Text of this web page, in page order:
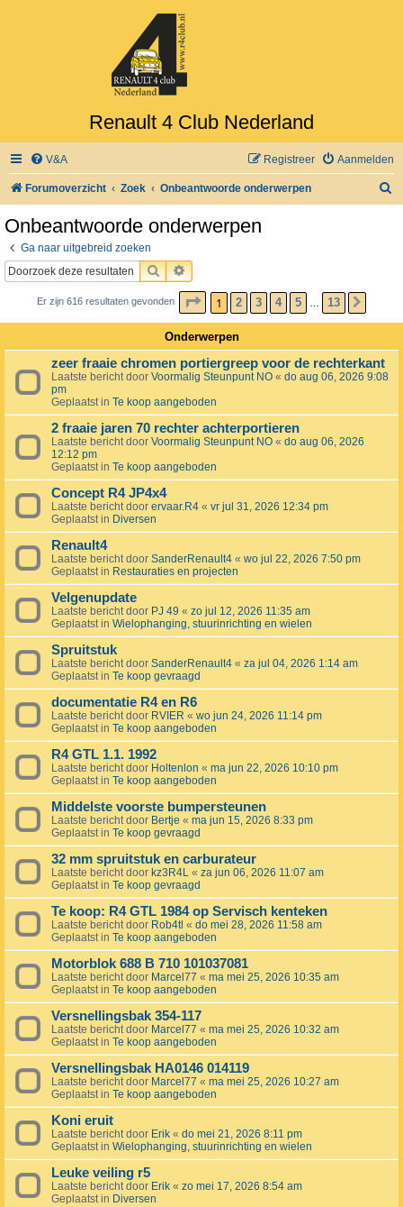
Renault 4 Club Nederland
V&A Aanmelden
Registreer
Forumoverzicht Zoek Onbeantwoorde onderwerpen
Onbeantwoorde onderwerpen
Ga naar uitgebreid zoeken
ZOEKUITGEBREID ZOEKEN
Er zijn 616 resultaten gevonden PAGINA VAN 13
1 2 3 4 5 13
Onderwerpen
zeer fraaie chromen portiergreep voor de rechterkant
Laatste bericht door Voormalig Steunpunt NO « do aug 06, 2026 9:08
pm
Geplaatst in Te koop aangeboden
2 fraaie jaren 70 rechter achterportieren
Laatste bericht door Voormalig Steunpunt NO « do aug 06, 2026
12:12 pm
Geplaatst in Te koop aangeboden
Concept R4 JP4x4
Laatste bericht door ervaar.R4 « vr jul 31, 2026 12:34 pm
Geplaatst in Diversen
Renault4
Laatste bericht door SanderRenault4 « wo jul 22, 2026 7:50 pm
Geplaatst in Restauraties en projecten
Velgenupdate
Laatste bericht door PJ 49 « zo jul 12, 2026 11:35 am
Geplaatst in Wielophanging, stuurinrichting en wielen
Spruitstuk
Laatste bericht door SanderRenault4 « za jul 04, 2026 1:14 am
Geplaatst in Te koop gevraagd
documentatie R4 en R6
Laatste bericht door RVIER « wo jun 24, 2026 11:14 pm
Geplaatst in Te koop aangeboden
R4 GTL 1.1. 1992
Laatste bericht door Holtenlon « ma jun 22, 2026 10:10 pm
Geplaatst in Te koop aangeboden
Middelste voorste bumpersteunen
Laatste bericht door Bertje « ma jun 15, 2026 8:33 pm
Geplaatst in Te koop gevraagd
32 mm spruitstuk en carburateur
Laatste bericht door kz3R4L « za jun 06, 2026 11:07 am
Geplaatst in Te koop gevraagd
Te koop: R4 GTL 1984 op Servisch kenteken
Laatste bericht door Rob4tl « do mei 28, 2026 11:58 am
Geplaatst in Te koop aangeboden
Motorblok 688 B 710 101037081
Laatste bericht door Marcel77 « ma mei 25, 2026 10:35 am
Geplaatst in Te koop aangeboden
Versnellingsbak 354-117
Laatste bericht door Marcel77 « ma mei 25, 2026 10:32 am
Geplaatst in Te koop aangeboden
Versnellingsbak HA0146 014119
Laatste bericht door Marcel77 « ma mei 25, 2026 10:27 am
Geplaatst in Te koop aangeboden
Koni eruit
Laatste bericht door Erik « do mei 21, 2026 8:11 pm
Geplaatst in Wielophanging, stuurinrichting en wielen
Leuke veiling r5
Laatste bericht door Erik « zo mei 17, 2026 8:54 am
Geplaatst in Diversen